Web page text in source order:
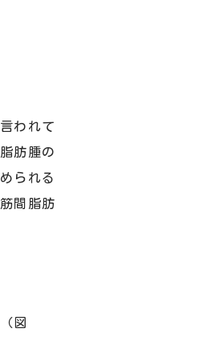
われて
肪腫の
られる
間脂肪
図